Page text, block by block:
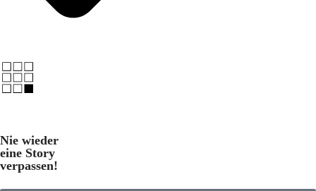
Nie wieder
eine Story
verpassen!